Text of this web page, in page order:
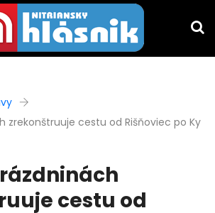
zrekonštruuje cestu od Rišňoviec po Ky
cestu od